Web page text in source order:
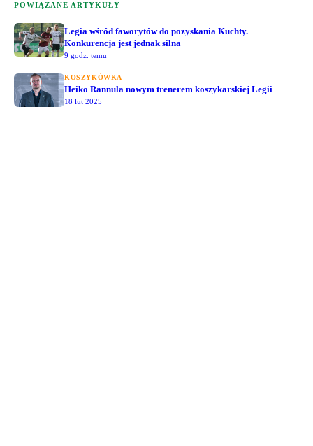
POWIĄZANE ARTYKUŁY
Legia wśród faworytów do pozyskania Kuchty.
Konkurencja jest jednak silna
9 godz. temu
KOSZYKÓWKA
Heiko Rannula nowym trenerem koszykarskiej Legii
18 lut 2025